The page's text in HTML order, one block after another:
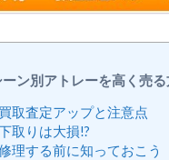
ーン別アトレーを高く売
取査定アップと注意点
取りは大損!?
理する前に知っておこう